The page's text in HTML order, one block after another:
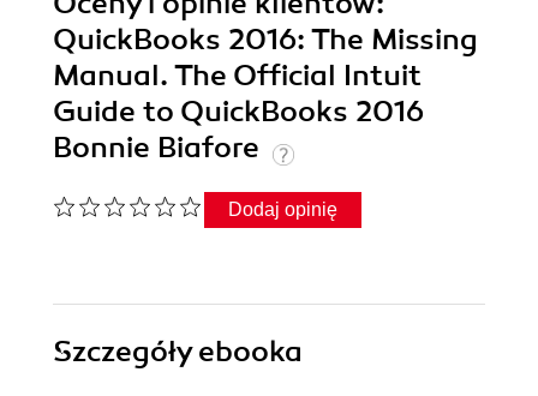
QuickBooks 2016: The Missing
Manual. The Official Intuit
Guide to QuickBooks 2016
Bonnie Biafore
Dodaj opinię
Szczegółyebooka